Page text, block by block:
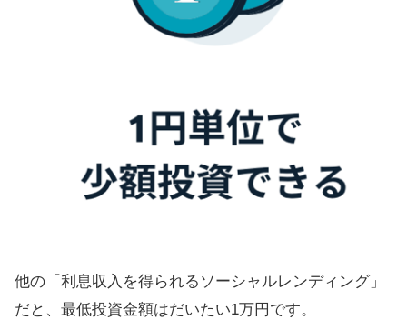
他の「利息収入を得られるソーシャルレンディング」
だと、最低投資金額はだいたい1万円です。